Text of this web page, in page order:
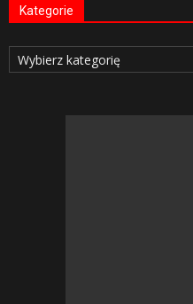
Kategorie
Kategorie